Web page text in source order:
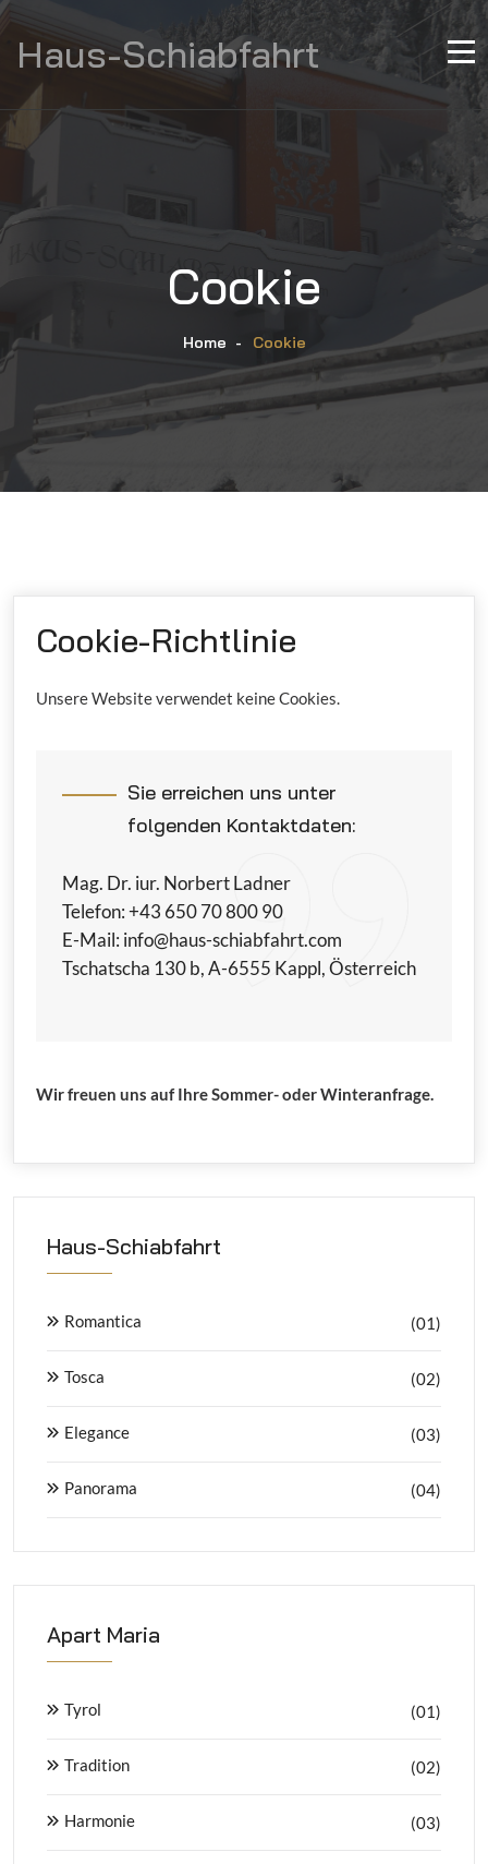
Haus-Schiabfahrt
Cookie
Home - Cookie
Cookie-Richtlinie
Unsere Website verwendet keine Cookies.
Sie erreichen uns unter
folgenden Kontaktdaten:
Mag. Dr. iur. Norbert Ladner
Telefon: +43 650 70 800 90
E-Mail: info@haus-schiabfahrt.com
Tschatscha 130 b, A-6555 Kappl, Österreich
Wir freuen uns auf Ihre Sommer- oder Winteranfrage.
Haus-Schiabfahrt
Romantica (01)
Tosca (02)
Elegance (03)
Panorama (04)
Apart Maria
Tyrol (01)
Tradition (02)
Harmonie (03)